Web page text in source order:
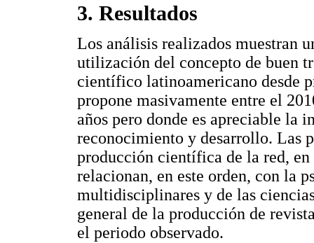
3. Resultados
Los análisis realizados muestran
utilización del concepto de buen
científico latinoamericano desde
propone masivamente entre el
años pero donde es apreciable la
reconocimiento y desarrollo. Las
producción científica de la red,
relacionan, en este orden, con la
multidisciplinares y de las
general de la producción de
el periodo observado.